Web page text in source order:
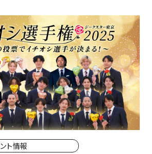
価格表）
ト情報